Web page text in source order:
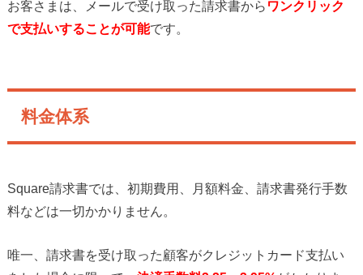
お客さまは、メールで受け取った請求書から ワンクリック
で支払いすることが可能です。
料金体系
Square請求書では、初期費用、月額料金、請求書発行手数
料などは一切かかりません。
唯一、請求書を受け取った顧客がクレジットカード支払い